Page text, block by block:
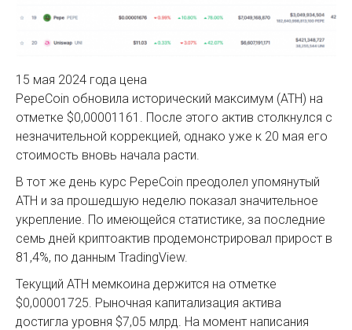
15 мая 2024 года цена
PepeСoin обновила исторический максимум (ATH) на
отметке $0,00001161. После этого актив столкнулся с
незначительной коррекцией, однако уже к 20 мая его
стоимость вновь начала расти.
В тот же день курс PepeСoin преодолел упомянутый
ATH и за прошедшую неделю показал значительное
укрепление. По имеющейся статистике, за последние
семь дней криптоактив продемонстрировал прирост в
81,4%, по данным TradingView.
Текущий ATH мемкоина держится на отметке
$0,00001725. Рыночная капитализация актива
достигла уровня $7,05 млрд. На момент написания